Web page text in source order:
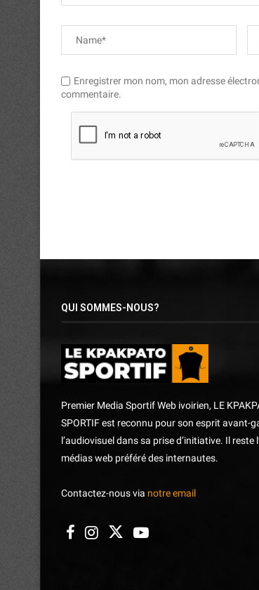
Enregistrer mon nom, mon adresse
commentaire.
QUI SOMMES-NOUS?
Premier Media Sportif Web ivoirien, LE
SPORTIF est reconnu pour son esprit avant-
l’audiovisuel dans sa prise d’initiative. Il reste
médias web préféré des internautes.
Contactez-nous via notre email